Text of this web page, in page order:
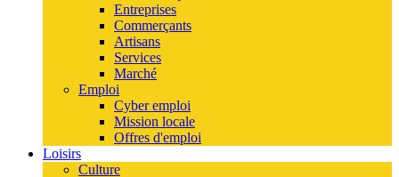
Entreprises
Commerçants
Artisans
Services
Marché
Emploi
Cyber emploi
Mission locale
Offres d'emploi
Loisirs
Culture